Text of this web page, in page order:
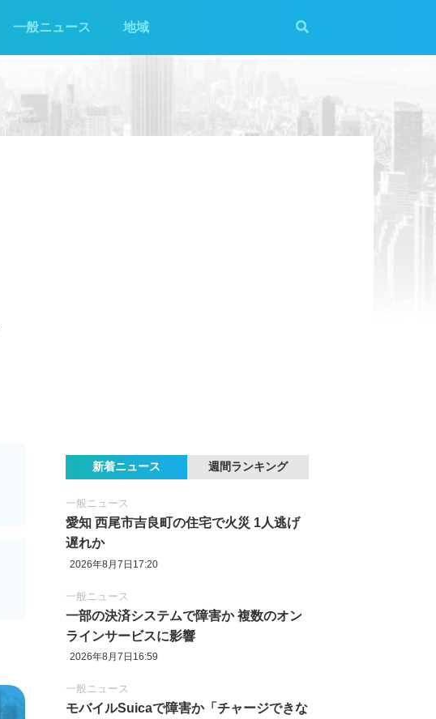
一般ニュース 地域
新着ニュース 週間ランキング
一般ニュース
愛知 西尾市吉良町の住宅で火災 1人逃げ
遅れか
2026年8月7日17:20
一般ニュース
一部の決済システムで障害か 複数のオン
ラインサービスに影響
2026年8月7日16:59
一般ニュース
モバイルSuicaで障害か「チャージできな